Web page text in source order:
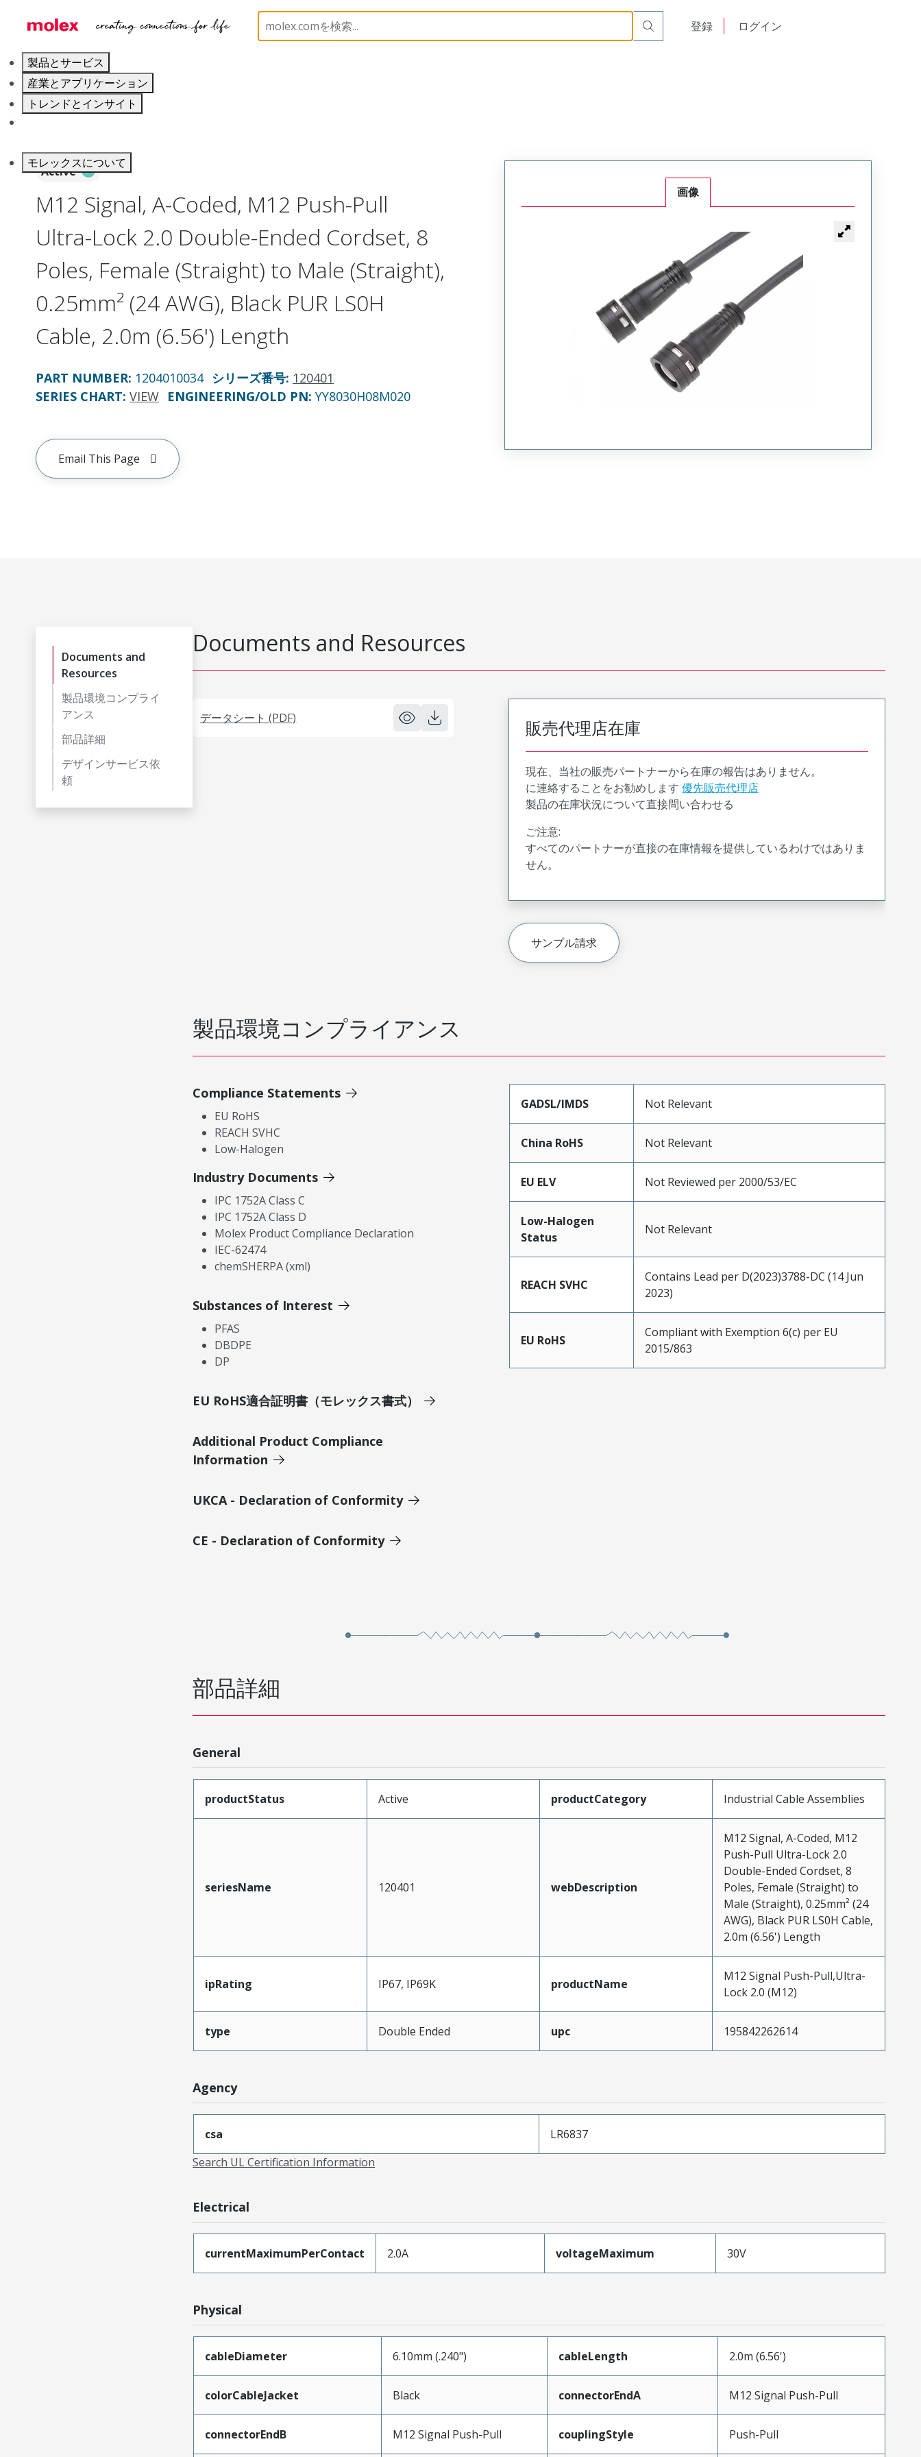
登録 ログイン
製品とサービス
産業とアプリケーション
トレンドとインサイト
モレックスについて
Industrial Cable Assemblies 120401 1204010034
Active
M12 Signal, A-Coded, M12 Push-Pull
Ultra-Lock 2.0 Double-Ended Cordset, 8
Poles, Female (Straight) to Male (Straight),
0.25mm² (24 AWG), Black PUR LS0H
Cable, 2.0m (6.56') Length
PART NUMBER: 1204010034 シリーズ番号: 120401
SERIES CHART: VIEW ENGINEERING/OLD PN: YY8030H08M020
Email This Page
画像
Documents and
Resources
製品環境コンプライ
アンス
部品詳細
デザインサービス依
頼
Documents and Resources
データシート (PDF) 販売代理店在庫
現在、当社の販売パートナーから在庫の報告はありません。
に連絡することをお勧めします 優先販売代理店
製品の在庫状況について直接問い合わせる
ご注意:
すべてのパートナーが直接の在庫情報を提供しているわけではありま
せん。
サンプル請求
製品環境コンプライアンス
Compliance Statements
EU RoHS
REACH SVHC
Low-Halogen
Industry Documents
IPC 1752A Class C
IPC 1752A Class D
Molex Product Compliance Declaration
IEC-62474
chemSHERPA (xml)
Substances of Interest
PFAS
DBDPE
DP
EU RoHS適合証明書（モレックス書式）
Additional Product Compliance
Information
UKCA - Declaration of Conformity
CE - Declaration of Conformity
GADSL/IMDS Not Relevant
China RoHS Not Relevant
EU ELV Not Reviewed per 2000/53/EC
Low-Halogen
Status
Not Relevant
REACH SVHC
Contains Lead per D(2023)3788-DC (14 Jun
2023)
EU RoHS
Compliant with Exemption 6(c) per EU
2015/863
部品詳細
General
productStatus Active productCategory Industrial Cable Assemblies
seriesName 120401 webDescription
M12 Signal, A-Coded, M12
Push-Pull Ultra-Lock 2.0
Double-Ended Cordset, 8
Poles, Female (Straight) to
Male (Straight), 0.25mm² (24
AWG), Black PUR LS0H Cable,
2.0m (6.56') Length
ipRating IP67, IP69K productName
M12 Signal Push-Pull,Ultra-
Lock 2.0 (M12)
type Double Ended upc 195842262614
Agency
csa
LR6837
Search UL Certification Information
Electrical
currentMaximumPerContact 2.0A voltageMaximum 30V
Physical
cableDiameter 6.10mm (.240") cableLength 2.0m (6.56')
colorCableJacket Black connectorEndA M12 Signal Push-Pull
connectorEndB M12 Signal Push-Pull couplingStyle Push-Pull